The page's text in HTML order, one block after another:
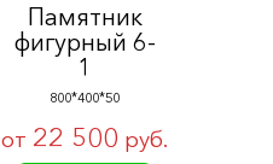
Памятник
фигурный 6-
1
800*400*50
от 22 500 руб.